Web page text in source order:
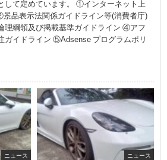
して定めています。 ①インターネット上
品表示法関係ガイドライン等(消費者庁)
理綱領及び掲載基準ガイドライン ④アフ
ガイドライン ⑤Adsense プログラムポリ
ニュース ニュース